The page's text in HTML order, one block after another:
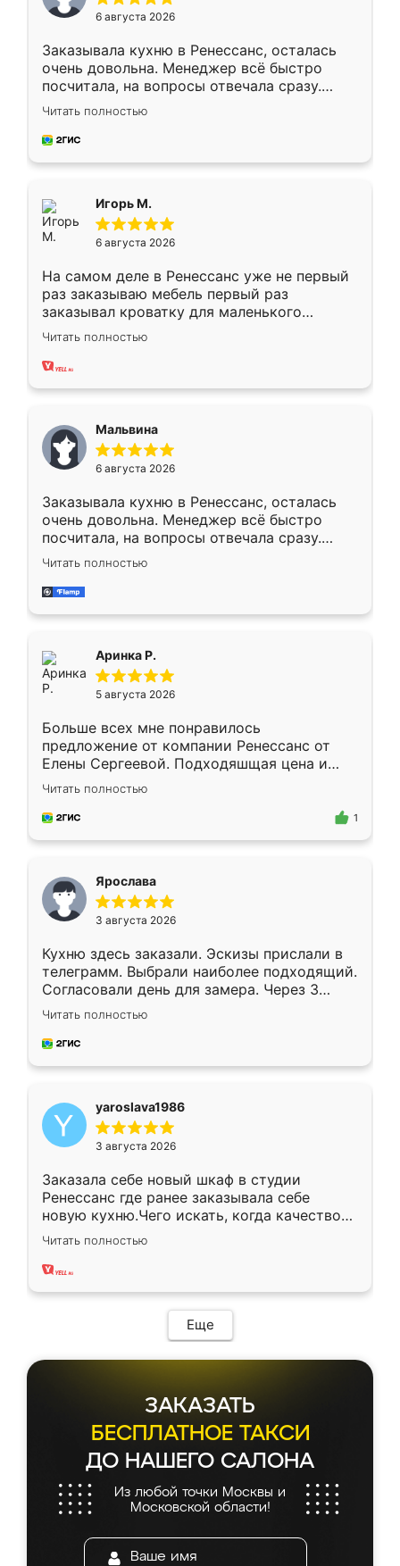
6 августа 2026
Заказывала кухню в Ренессанс, осталась
очень довольна. Менеджер всё быстро
посчитала, на вопросы отвечала сразу.
Замерщик приехал в субботу, подошёл к
делу со всей ответственностью. Собрали
за день, ребята работали аккуратно, даже
Читать полностью
Игорь М.
6 августа 2026
На самом деле в Ренессанс уже не первый
раз заказываю мебель первый раз
заказывал кроватку для маленького
ребёнка при его рождении ,во второй раз
заказал шкаф-купе. По качеству очень
хорошее сборка достаточно быстрая,
меньше, здесь же он более разнообразный.
Мне нравится ,если что-то потребуется из
мебели буду заказывать только здесь.
Читать полностью
Мальвина
6 августа 2026
Заказывала кухню в Ренессанс, осталась
очень довольна. Менеджер всё быстро
посчитала, на вопросы отвечала сразу.
Замерщик приехал в субботу, подошёл к
делу со всей ответственностью. Собрали
за день, ребята работали аккуратно, даже
Читать полностью
Аринка Р.
5 августа 2026
Больше всех мне понравилось
предложение от компании Ренессанс от
Елены Сергеевой. Подходяшщая цена и
короткие сроки изготовления. Приехавший
для замера сотрудник Владислав
предложил по моему эскизу самый
Читать полностью
1
Ярослава
3 августа 2026
Кухню здесь заказали. Эскизы прислали в
телеграмм. Выбрали наиболее подходящий.
Согласовали день для замера. Через 3
недели кухня была уже готова. Остались
довольны работой. Спасибо Ренессанс
мебель за качественную работу!
Читать полностью
yaroslava1986
3 августа 2026
Заказала себе новый шкаф в студии
Ренессанс где ранее заказывала себе
новую кухню.Чего искать, когда качеством
вполне довольна. Служит кухня уже почти
два года, нареканий нет.
Читать полностью
Еще
ЗАКАЗАТЬ
БЕСПЛАТНОЕ ТАКСИ
ДО НАШЕГО САЛОНА
Из любой точки Москвы и
Московской области!